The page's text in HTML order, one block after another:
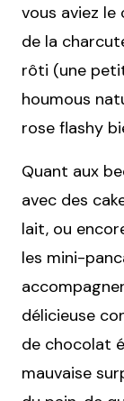
vous aviez le
de la
rôti (une
houmous
rose flashy
Quant aux
avec des
lait, ou
les mini-
délicieuse
de chocolat
mauvaise